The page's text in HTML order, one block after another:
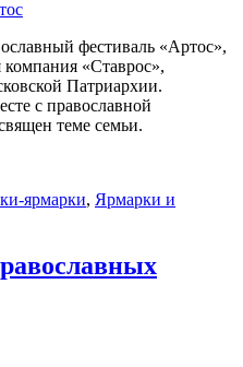
фестиваль «Артос»,
«Ставрос»,
Патриархии.
с православной
теме семьи.
ярмарки, Ярмарки и